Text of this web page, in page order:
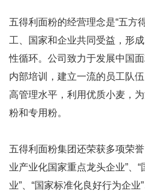
五得利面粉的经营理念是“五方
工、国家和企业共同受益，形
性循环。公司致力于发展中国
内部培训，建立一流的员工队
高管理水平，利用优质小麦，
粉和专用粉。
五得利面粉集团还荣获多项荣
业产业化国家重点龙头企业”、
业”、“国家标准化良好行为企业